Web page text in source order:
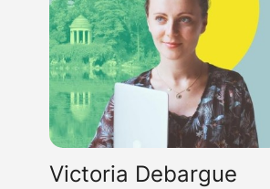
Victoria Debargue